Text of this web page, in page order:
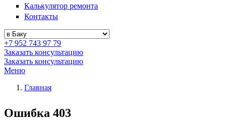
Калькулятор ремонта
Контакты
+7 952 743 97 79
Заказать консультацию
Заказать консультацию
Меню
Главная
Ошибка 403